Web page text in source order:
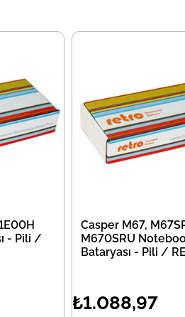
- Pili /
Casper M67,
M670SRU
Bataryası - Pili /
₺1.088,97